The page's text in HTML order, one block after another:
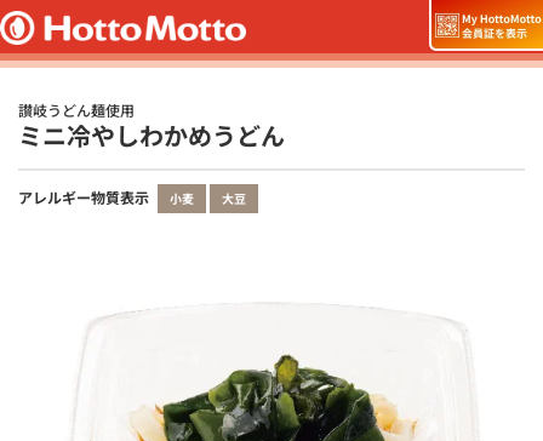
讃岐うどん麺使用
ミニ冷やしわかめうどん
アレルギー物質表示 小麦 大豆